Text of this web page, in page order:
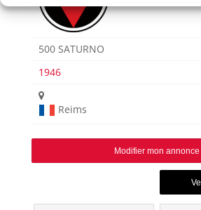
500 SATURNO
1946
Reims
Modifier mon annonce